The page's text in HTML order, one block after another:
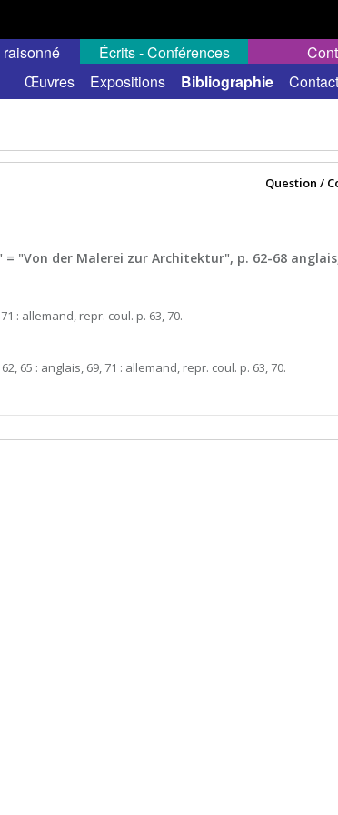
Œuvres Expositions Bibliographie
Écrits - Conférences
Question /
"Von der Malerei zur Architektur", p. 62-68
: allemand, repr. coul. p. 63, 70.
65 : anglais, 69, 71 : allemand, repr. coul. p. 63, 70.